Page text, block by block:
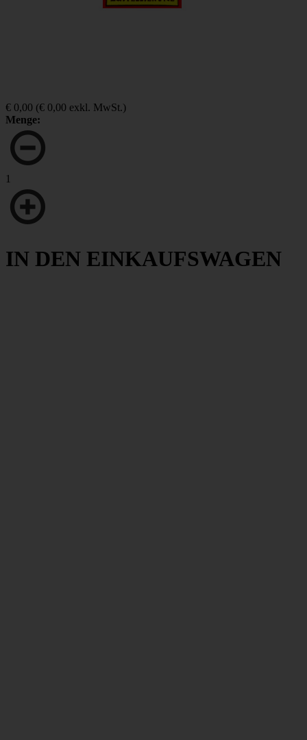
€ 0,00 (€ 0,00 exkl. MwSt.)
Menge:
1
IN DEN EINKAUFSWAGEN